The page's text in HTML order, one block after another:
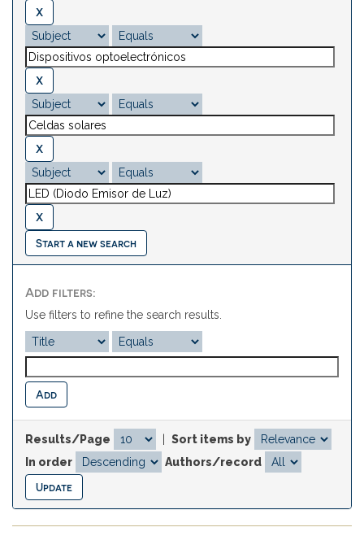
Start a new search
Add filters:
Use filters to refine the search results.
Results/Page
Sort items by
In order
Authors/record